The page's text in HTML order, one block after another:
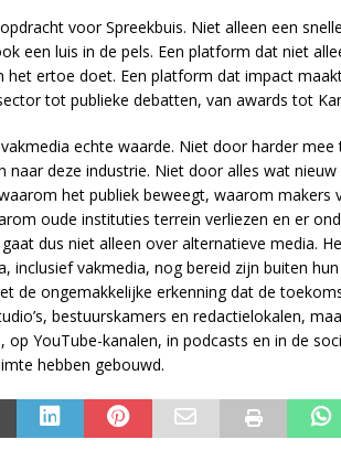
voor Spreekbuis. Niet alleen een
een luis in de pels. Een platform dat niet
het ertoe doet. Een platform dat impact
tot publieke debatten, van awards tot
echte waarde. Niet door harder
naar deze industrie. Niet door alles wat
het publiek beweegt, waarom makers
oude instituties terrein verliezen en er
gaat dus niet alleen over alternatieve media.
inclusief vakmedia, nog bereid zijn buiten
de ongemakkelijke erkenning dat de
bestuurskamers en redactielokalen,
op YouTube-kanalen, in podcasts en in de
hebben gebouwd.